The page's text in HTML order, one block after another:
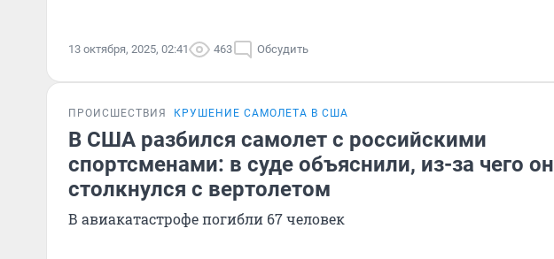
13 октября, 2025, 02:41 463 Обсудить
ПРОИСШЕСТВИЯ КРУШЕНИЕ САМОЛЕТА В США
В США разбился самолет с российскими
спортсменами: в суде объяснили, из-за чего он
столкнулся с вертолетом
В авиакатастрофе погибли 67 человек